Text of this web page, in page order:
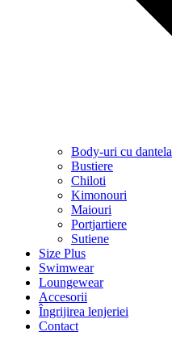
Body-uri cu dantela
Bustiere
Chiloti
Kimonouri
Maiouri
Portjartiere
Sutiene
Size Plus
Swimwear
Loungewear
Accesorii
Îngrijirea lenjeriei
Contact